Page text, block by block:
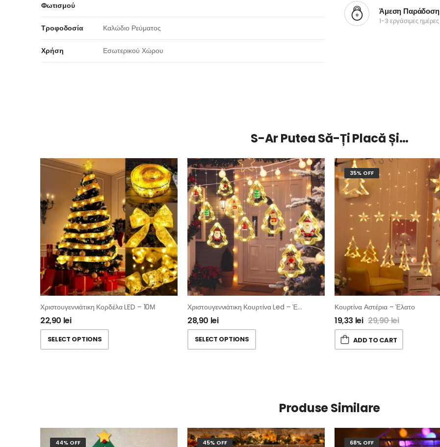
Φωτισμού
Τροφοδοσία Καλώδιο Ρεύματος
Χρήση Εσωτερικού Χώρου
Άμεση Παράδοση
1-3 εργάσιμες ημέρες
S-Ar Putea Să-Ți Placă Și…
Χριστουγεννιάτικη Κορδέλα LED – 10Μ
22,90 lei
SELECT OPTIONS
Χριστουγεννιάτικη Κουρτίνα Led – Έλατα Με Φιγούρα
28,90 lei
SELECT OPTIONS
35% OFF
Κουρτίνα Αστέρια – Έλατο
19,33 lei 29,90lei
ADD TO CART
Produse Similare
44% OFF 45% OFF 68% OFF